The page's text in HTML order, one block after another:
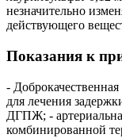
незначительно
действующего
Показания к
-
для лечения
ДГПЖ; -
комбинированной